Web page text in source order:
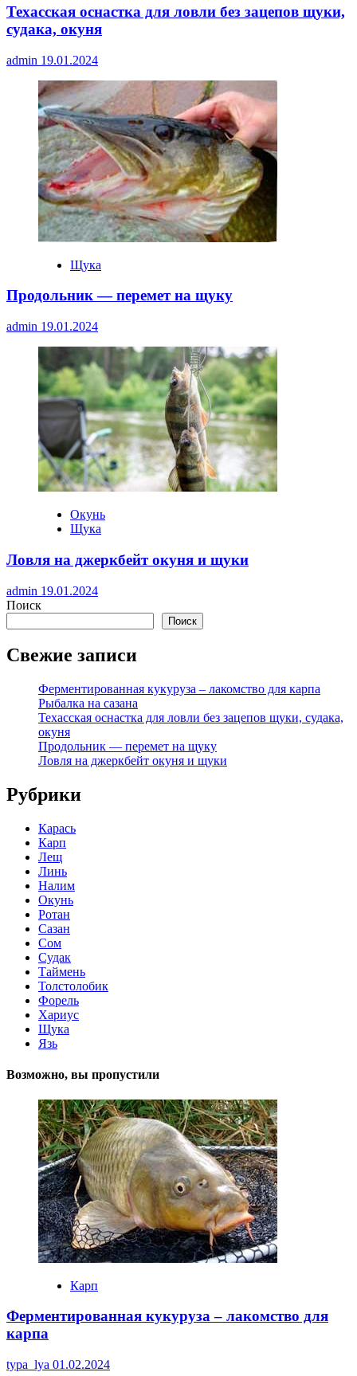
Техасская оснастка для ловли без зацепов щуки,
судака, окуня
admin 19.01.2024
Щука
Продольник — перемет на щуку
admin 19.01.2024
Окунь
Щука
Ловля на джеркбейт окуня и щуки
admin 19.01.2024
Поиск
Поиск
Свежие записи
Ферментированная кукуруза – лакомство для карпа
Рыбалка на сазана
Техасская оснастка для ловли без зацепов щуки, судака,
окуня
Продольник — перемет на щуку
Ловля на джеркбейт окуня и щуки
Рубрики
Карась
Карп
Лещ
Линь
Налим
Окунь
Ротан
Сазан
Сом
Судак
Таймень
Толстолобик
Форель
Хариус
Щука
Язь
Возможно, вы пропустили
Карп
Ферментированная кукуруза – лакомство для
карпа
typa_lya 01.02.2024